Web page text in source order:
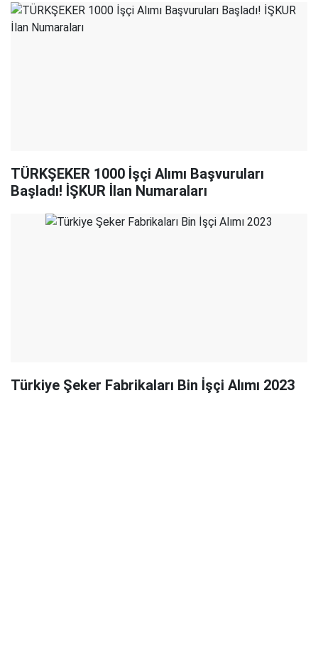
TÜRKŞEKER 1000 İşçi Alımı Başvuruları
Başladı! İŞKUR İlan Numaraları
Türkiye Şeker Fabrikaları Bin İşçi Alımı 2023